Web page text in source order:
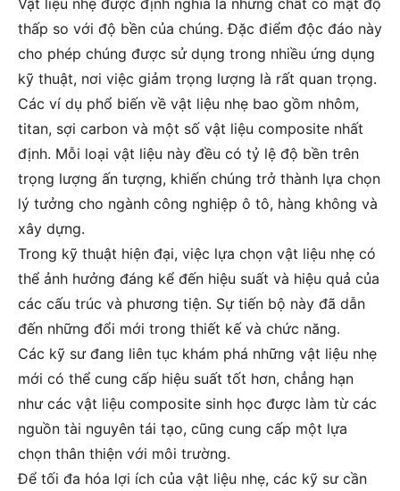
Vật liệu nhẹ được định nghĩa là những chất có mật độ
thấp so với độ bền của chúng. Đặc điểm độc đáo này
cho phép chúng được sử dụng trong nhiều ứng dụng
kỹ thuật, nơi việc giảm trọng lượng là rất quan trọng.
Các ví dụ phổ biến về vật liệu nhẹ bao gồm nhôm,
titan, sợi carbon và một số vật liệu composite nhất
định. Mỗi loại vật liệu này đều có tỷ lệ độ bền trên
trọng lượng ấn tượng, khiến chúng trở thành lựa chọn
lý tưởng cho ngành công nghiệp ô tô, hàng không và
xây dựng.
Trong kỹ thuật hiện đại, việc lựa chọn vật liệu nhẹ có
thể ảnh hưởng đáng kể đến hiệu suất và hiệu quả của
các cấu trúc và phương tiện. Sự tiến bộ này đã dẫn
đến những đổi mới trong thiết kế và chức năng.
Các kỹ sư đang liên tục khám phá những vật liệu nhẹ
mới có thể cung cấp hiệu suất tốt hơn, chẳng hạn
như các vật liệu composite sinh học được làm từ các
nguồn tài nguyên tái tạo, cũng cung cấp một lựa
chọn thân thiện với môi trường.
Để tối đa hóa lợi ích của vật liệu nhẹ, các kỹ sư cần